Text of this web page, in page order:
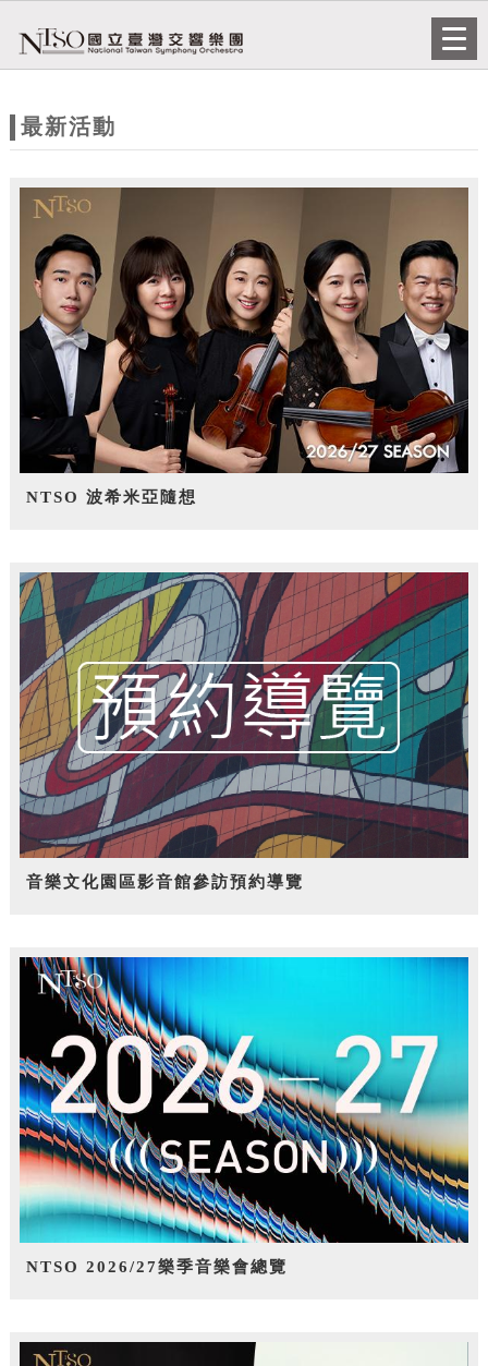
站
題
最新活動
NTSO 波希米亞隨想
音樂文化園區影音館參訪預約導覽
NTSO 2026/27樂季音樂會總覽